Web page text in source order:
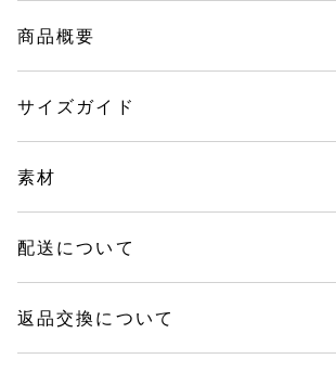
商品概要
サイズガイド
素材
配送について
返品交換について